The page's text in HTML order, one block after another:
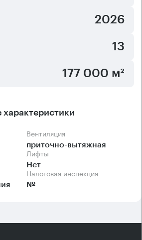
2026
13
177 000 м²
Вентиляция
приточно-вытяжная
Лифты
Нет
Налоговая инспекция
№